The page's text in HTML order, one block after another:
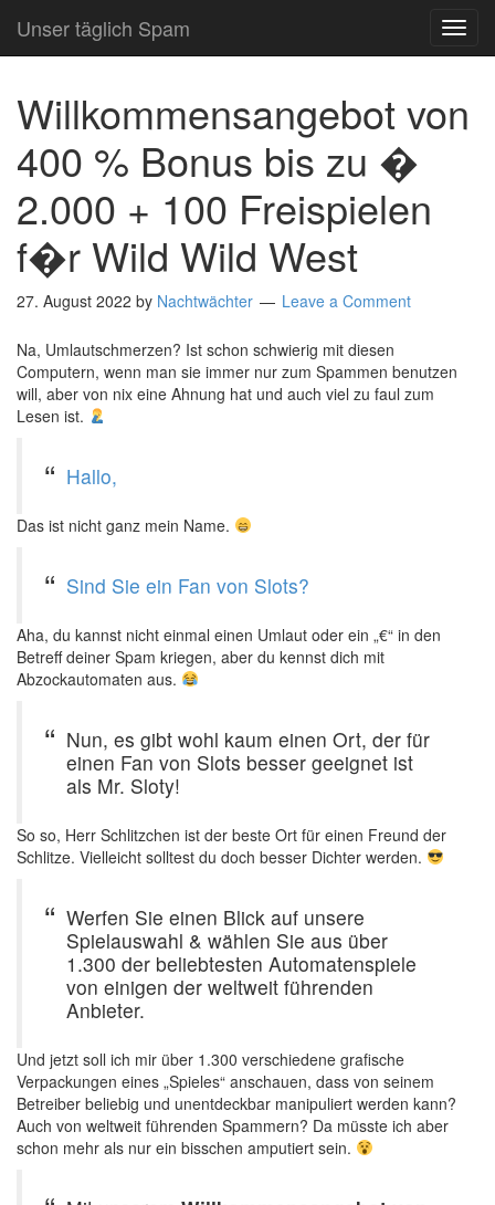
Unser täglich Spam
Willkommensangebot von
400 % Bonus bis zu �
2.000 + 100 Freispielen
f�r Wild Wild West
27. August 2022 by Nachtwächter Leave a Comment
Na, Umlautschmerzen? Ist schon schwierig mit diesen
Computern, wenn man sie immer nur zum Spammen benutzen
will, aber von nix eine Ahnung hat und auch viel zu faul zum
Lesen ist.
Hallo,
Das ist nicht ganz mein Name.
Sind Sie ein Fan von Slots?
Aha, du kannst nicht einmal einen Umlaut oder ein „€“ in den
Betreff deiner Spam kriegen, aber du kennst dich mit
Abzockautomaten aus.
Nun, es gibt wohl kaum einen Ort, der für
einen Fan von Slots besser geeignet ist
als Mr. Sloty!
So so, Herr Schlitzchen ist der beste Ort für einen Freund der
Schlitze. Vielleicht solltest du doch besser Dichter werden.
Werfen Sie einen Blick auf unsere
Spielauswahl & wählen Sie aus über
1.300 der beliebtesten Automatenspiele
von einigen der weltweit führenden
Anbieter.
Und jetzt soll ich mir über 1.300 verschiedene grafische
Verpackungen eines „Spieles“ anschauen, dass von seinem
Betreiber beliebig und unentdeckbar manipuliert werden kann?
Auch von weltweit führenden Spammern? Da müsste ich aber
schon mehr als nur ein bisschen amputiert sein.